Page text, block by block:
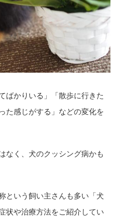
ばかりいる」「散歩に行きた
た感じがする」などの変化を
なく、犬のクッシング病かも
という飼い主さんも多い「犬
状や治療方法をご紹介してい